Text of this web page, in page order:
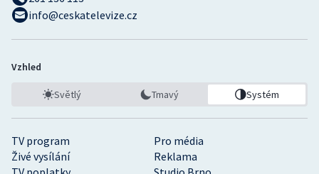
TV program
Pro média
Živé vysílání
Reklama
info@ceskatelevize.cz
Vzhled
Světlý Tmavý Systém